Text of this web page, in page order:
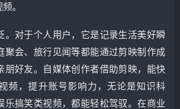
。
。对于个人用户，它是记录生活美好瞬
聚会、旅行见闻等都能通过剪映制作成
朋好友。自媒体创作者借助剪映，能快
频，提升账号影响力，无论是知识科
乐搞笑类视频，都能轻松驾驭。在商业